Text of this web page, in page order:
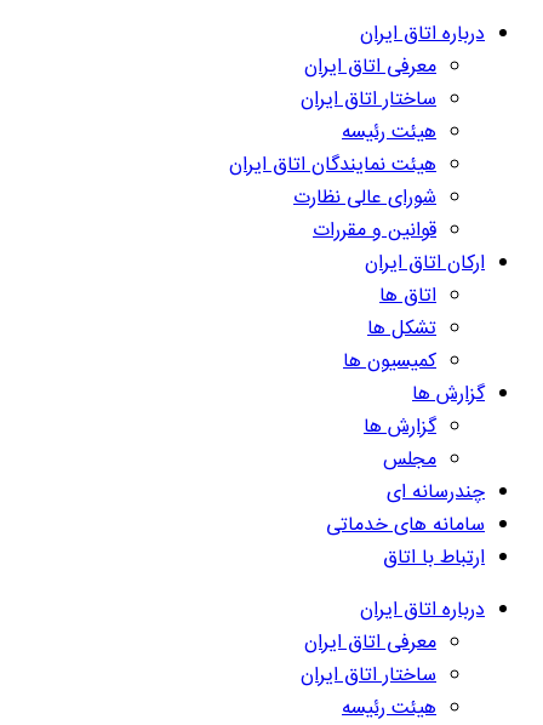
درباره اتاق ایران
معرفی اتاق ایران
ساختار اتاق ایران
هیئت رئیسه
هیئت نمایندگان اتاق ایران
شورای عالی نظارت
قوانین و مقررات
ارکان اتاق ایران
اتاق ها
تشکل ها
کمیسیون ها
گزارش ها
گزارش ها
مجلس
چندرسانه ای
سامانه های خدماتی
ارتباط با اتاق
درباره اتاق ایران
معرفی اتاق ایران
ساختار اتاق ایران
هیئت رئیسه